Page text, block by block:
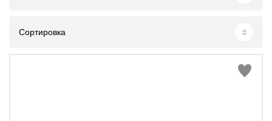
Сортировка